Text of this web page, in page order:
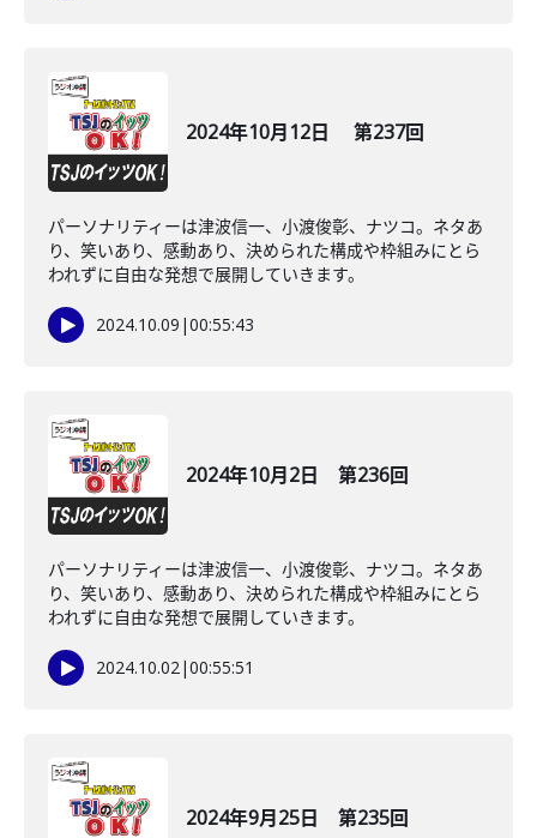
2024年10月12日 第237回
パーソナリティーは津波信一、小渡俊彰、ナツコ。ネタあ
り、笑いあり、感動あり、決められた構成や枠組みにとら
われずに自由な発想で展開していきます。
2024.10.09 |00:55:43
2024年10月2日 第236回
パーソナリティーは津波信一、小渡俊彰、ナツコ。ネタあ
り、笑いあり、感動あり、決められた構成や枠組みにとら
われずに自由な発想で展開していきます。
2024.10.02|00:55:51
2024年9月25日 第235回